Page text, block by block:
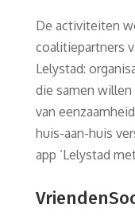
De activiteiten
coalitiepartners
Lelystad:
die samen
van
huis-aan-huis
app ‘Lelystad